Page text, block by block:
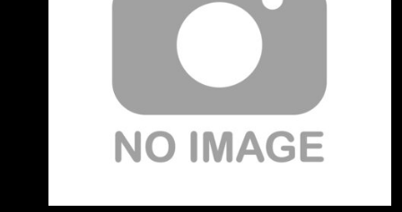
同心血，若欲轉載請務必附上出處：「譯月」。
——迎來終章後，兩位現在的心情如何？ 奈
須：當時最先浮現的感受，就是「終於完成
了」。有種「總算走到這裡了」的感覺。和 那
種做到自己滿意、抱著「這一定能成功」的信心
推出的買斷制遊戲不同，手機遊戲是一 場沒有
終點、只能不斷奔跑的馬拉松，根本不可